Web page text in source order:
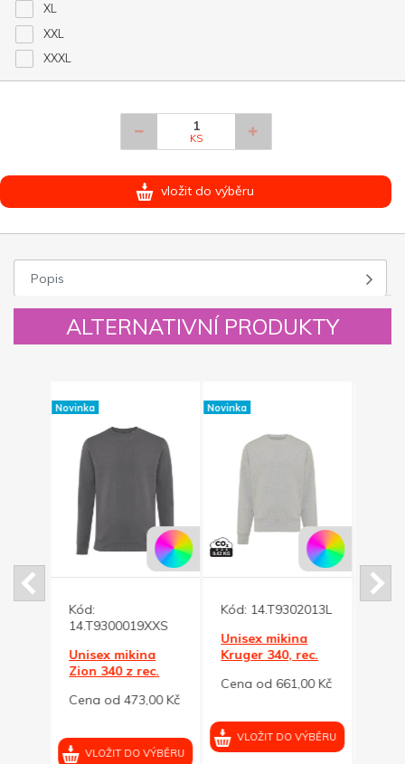
XL
XXL
XXXL
KS
vložit do výběru
Popis
ALTERNATIVNÍ PRODUKTY
Novinka
Kód:
14.T9300019XXS
Unisex mikina
Zion 340 z rec.
XXS
Cena od 473,00 Kč
VLOŽIT DO VÝBĚRU
Novinka
Kód: 14.T9302013L
Unisex mikina
Kruger 340, rec.
Cena od 661,00 Kč
VLOŽIT DO VÝBĚRU